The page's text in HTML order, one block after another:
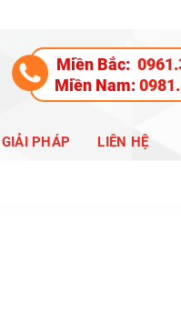
Miền Bắc:
Miền Nam:
GIẢI PHÁP LIÊN HỆ